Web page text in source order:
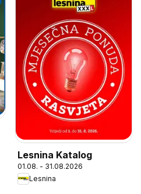
Lesnina Katalog
01.08. - 31.08.2026
Lesnina